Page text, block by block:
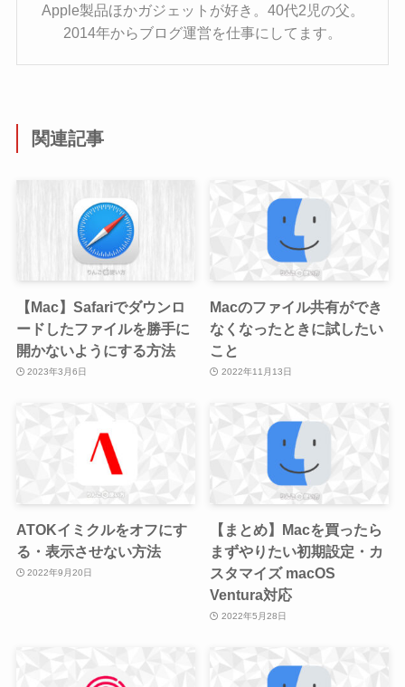
Apple製品ほかガジェットが好き。40代2児の父。
2014年からブログ運営を仕事にしてます。
関連記事
【Mac】Safariでダウンロ
ードしたファイルを勝手に
開かないようにする方法
2023年3月6日
Macのファイル共有ができ
なくなったときに試したい
こと
2022年11月13日
ATOKイミクルをオフにす
る・表示させない方法
2022年9月20日
【まとめ】Macを買ったら
まずやりたい初期設定・カ
スタマイズ macOS
Ventura対応
2022年5月28日